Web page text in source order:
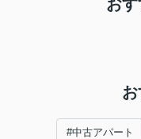
お
#中古アパート